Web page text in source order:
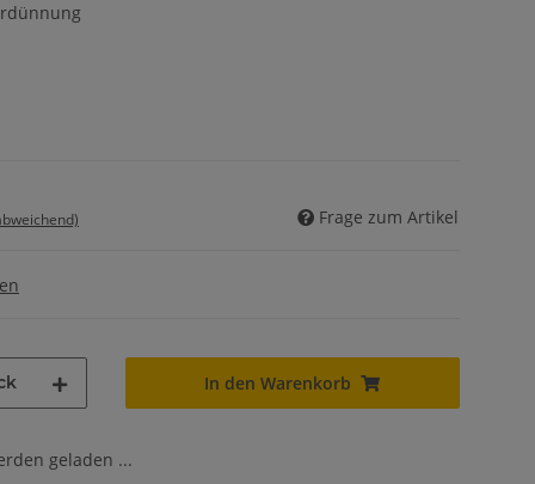
Frage zum Artikel
In den Warenkorb
geladen ...